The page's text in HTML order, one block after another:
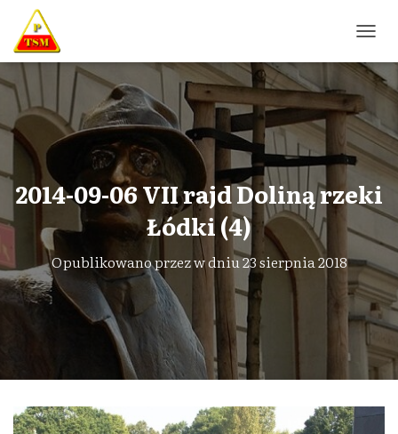
R
Z
Ł
Ą
C
A
W
G
A
C
J
Ę
2014-09-06 VII rajd Doliną rzeki
Łódki (4)
Opublikowano przezw dniu23 sierpnia 2018